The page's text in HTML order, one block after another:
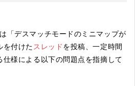
「デスマッチモードのミニマップが
を付けた スレッドを投稿、一定時間
仕様による以下の問題点を指摘して